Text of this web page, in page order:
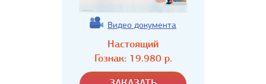
Видео документа
Настоящий
Гознак: 19.980р.